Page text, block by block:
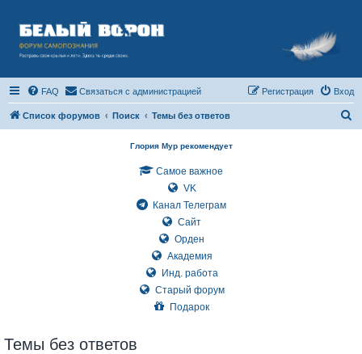
FAQ Связаться с администрацией Вход
Регистрация
Список форумов Поиск Темы без ответов
Глория Мур рекомендует
Самое важное
VK
Канал Телеграм
Сайт
Орден
Академия
Инд. работа
Старый форум
Подарок
Темы без ответов